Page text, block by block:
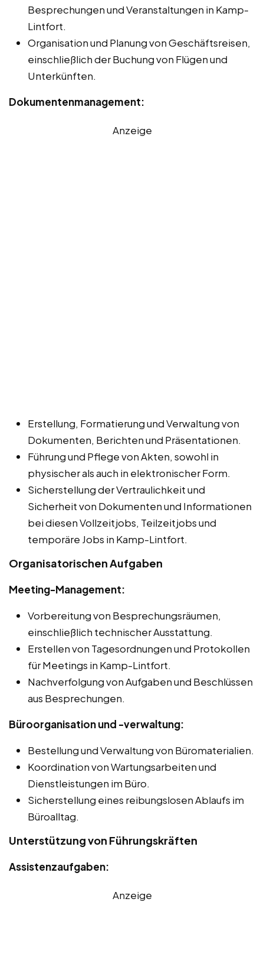
Besprechungen und Veranstaltungen in Kamp-
Lintfort.
Organisation und Planung von Geschäftsreisen,
einschließlich der Buchung von Flügen und
Unterkünften.
Dokumentenmanagement:
Anzeige
Erstellung, Formatierung und Verwaltung von
Dokumenten, Berichten und Präsentationen.
Führung und Pflege von Akten, sowohl in
physischer als auch in elektronischer Form.
Sicherstellung der Vertraulichkeit und
Sicherheit von Dokumenten und Informationen
bei diesen Vollzeitjobs, Teilzeitjobs und
temporäre Jobs in Kamp-Lintfort.
Organisatorischen Aufgaben
Meeting-Management:
Vorbereitung von Besprechungsräumen,
einschließlich technischer Ausstattung.
Erstellen von Tagesordnungen und Protokollen
für Meetings in Kamp-Lintfort.
Nachverfolgung von Aufgaben und Beschlüssen
aus Besprechungen.
Büroorganisation und -verwaltung:
Bestellung und Verwaltung von Büromaterialien.
Koordination von Wartungsarbeiten und
Dienstleistungen im Büro.
Sicherstellung eines reibungslosen Ablaufs im
Büroalltag.
Unterstützung von Führungskräften
Assistenzaufgaben:
Anzeige